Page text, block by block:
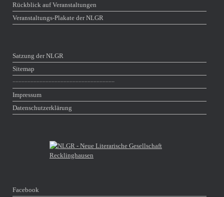
Rückblick auf Veranstaltungen
Veranstaltungs-Plakate der NLGR
Satzung der NLGR
Sitemap
∙∙∙∙∙∙∙∙∙∙∙∙∙∙∙∙∙∙∙∙∙∙∙∙∙∙∙∙∙∙∙∙∙∙∙∙∙∙∙∙∙∙∙∙∙∙∙∙∙∙∙∙∙∙∙∙∙∙∙∙∙∙∙∙∙∙∙∙
Impressum
Datenschutzerklärung
Facebook